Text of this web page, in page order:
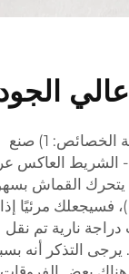
المواصفات: العنصر: شريط عاكس المادة: خيوط عاكسة الخصائص: 1) صنع
- الشريط العاكس
فسيجعلك مرئيًا
4) إذا كنت تركب دراجة نارية تم نقل
يرجى التذكر أنه